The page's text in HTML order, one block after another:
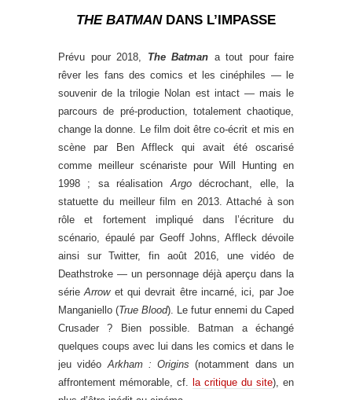
THE BATMANDANS L’IMPASSE
Prévu pour 2018, The Batman a tout pour faire
rêver les fans des comics et les cinéphiles — le
souvenir de la trilogie Nolan est intact — mais le
parcours de pré-production, totalement chaotique,
change la donne. Le film doit être co-écrit et mis en
scène par Ben Affleck qui avait été oscarisé
comme meilleur scénariste pour Will Hunting en
1998 ; sa réalisation Argodécrochant, elle, la
statuette du meilleur film en 2013. Attaché à son
rôle et fortement impliqué dans l’écriture du
scénario, épaulé par Geoff Johns, Affleck dévoile
ainsi sur Twitter, fin août 2016, une vidéo de
Deathstroke — un personnage déjà aperçu dans la
sérieArrowet qui devrait être incarné, ici, par Joe
Manganiello (True Blood). Le futur ennemi du Caped
Crusader ? Bien possible. Batman a échangé
quelques coups avec lui dans les comics et dans le
jeu vidéo Arkham : Origins (notamment dans un
affrontement mémorable, cf. la critique du site), en